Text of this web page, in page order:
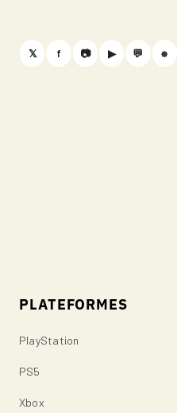
𝕏 f 📷 ▶ 💬 ⎈
PLATEFORMES
PlayStation
PS5
Xbox